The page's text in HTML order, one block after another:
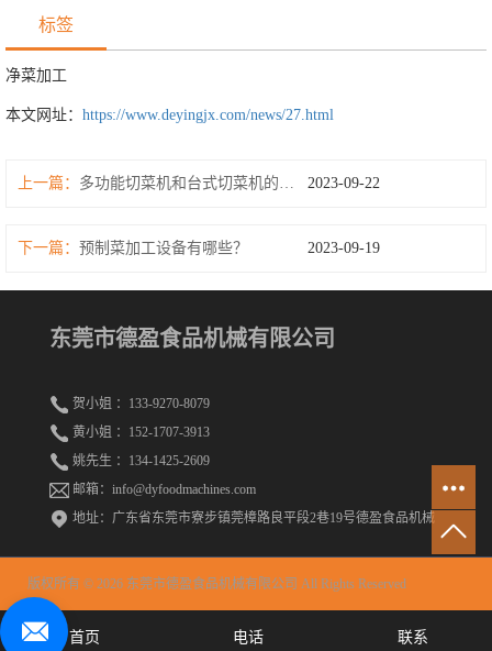
标签
净菜加工
本文网址： https://www.deyingjx.com/news/27.html
上一篇： 多功能切菜机和台式切菜机的区别 2023-09-22
下一篇： 预制菜加工设备有哪些？ 2023-09-19
东莞市德盈食品机械有限公司
贺小姐 ：133-9270-8079
黄小姐 ：152-1707-3913
姚先生 ：134-1425-2609
邮箱：info@dyfoodmachines.com
地址：广东省东莞市寮步镇莞樟路良平段2巷19号德盈食品机械
版权所有 © 2026 东莞市德盈食品机械有限公司 All Rights Reserved
首页 电话 联系